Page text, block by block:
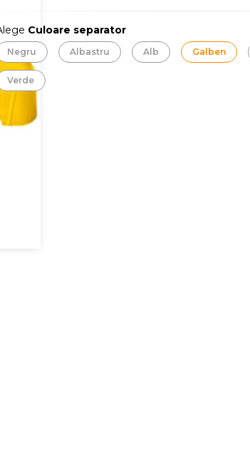
Culoare separator
Negru Albastru Alb Galben
Verde